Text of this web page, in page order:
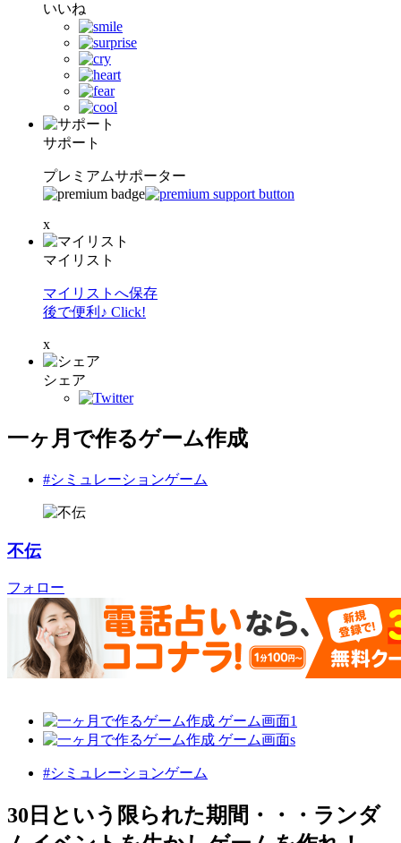
いいね
サポート
プレミアムサポーター
x
マイリスト
マイリストへ保存
後で便利♪ Click!
x
シェア
一ヶ月で作るゲーム作成
#シミュレーションゲーム
不伝
フォロー
#シミュレーションゲーム
30日という限られた期間・・・ランダ